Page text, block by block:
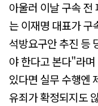
아울러 이날 구속 전
는 이재명 대표가 구
석방요구안 추진 등
야 한다고 본다"라
있다면 실무 수행엔
유죄가 확정되지도